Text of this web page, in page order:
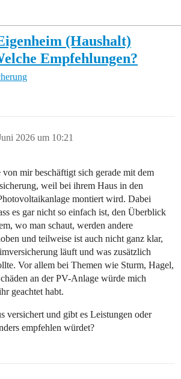
(Haushalt)
Empfehlungen?
2026 um 10:21
mir beschäftigt sich gerade mit dem
weil bei ihrem Haus in den
montiert wird. Dabei
es gar nicht so einfach ist, den Überblick
wo man schaut, werden andere
und teilweise ist auch nicht ganz klar,
läuft und was zusätzlich
Vor allem bei Themen wie Sturm, Hagel,
an der PV-Anlage würde mich
geachtet habt.
versichert und gibt es Leistungen oder
empfehlen würdet?